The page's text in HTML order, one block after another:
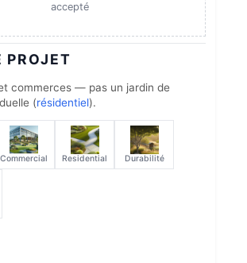
accepté
PROJET
commerces — pas un jardin de
(résidentiel).
Commercial Residential Durabilité